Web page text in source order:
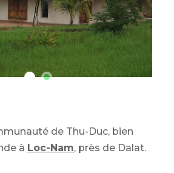
de Thu-Duc, bien
à Loc-Nam, près de Dalat.